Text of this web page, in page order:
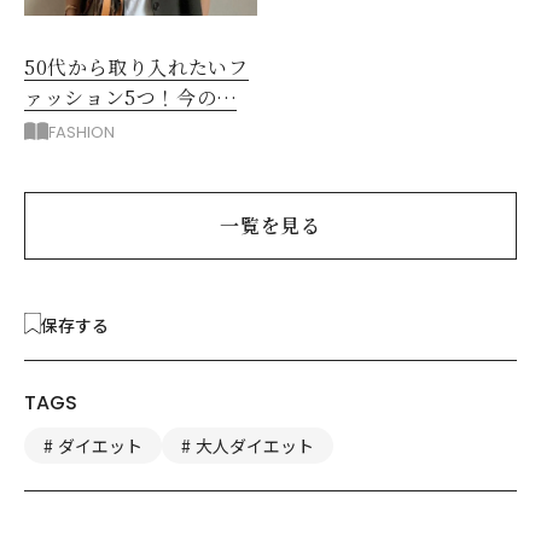
50代から取り入れたいフ
ァッション5つ！今の自
分をきれいに見せる服選
FASHION
一覧を見る
保存する
TAGS
ダイエット 大人ダイエット